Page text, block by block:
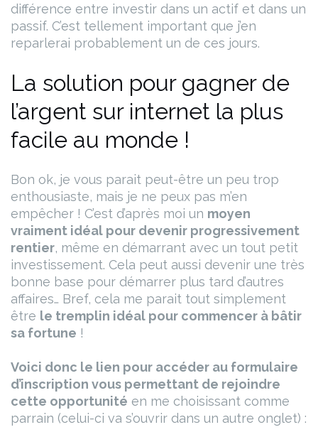
différence entre investir dans un actif et dans un
passif. C’est tellement important que j’en
reparlerai probablement un de ces jours.
La solution pour gagner de
l’argent sur internet la plus
facile au monde !
Bon ok, je vous parait peut-être un peu trop
enthousiaste, mais je ne peux pas m’en
empêcher ! C’est d’après moi un moyen
vraiment idéal pour devenir progressivement
rentier, même en démarrant avec un tout petit
investissement. Cela peut aussi devenir une très
bonne base pour démarrer plus tard d’autres
affaires… Bref, cela me parait tout simplement
être le tremplin idéal pour commencer à bâtir
sa fortune !
Voici donc le lien pour accéder au formulaire
d’inscription vous permettant de rejoindre
cette opportunité en me choisissant comme
parrain (celui-ci va s’ouvrir dans un autre onglet) :